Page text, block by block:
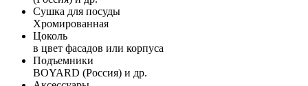
Сушка для посуды
Хромированная
Цоколь
в цвет фасадов или корпуса
Подъемники
BOYARD (Россия) и др.